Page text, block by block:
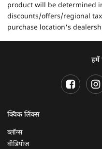
product will be determined
discounts/offers/regional
purchase location's
हमें
क्विक लिंक्स
ब्लॉग्स
वीडियोज